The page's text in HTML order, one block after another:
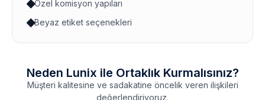
Özel komisyon yapıları
Beyaz etiket seçenekleri
Neden Lunix ile Ortaklık Kurmalısınız?
Müşteri kalitesine ve sadakatine öncelik veren ilişkileri
değerlendiriyoruz.